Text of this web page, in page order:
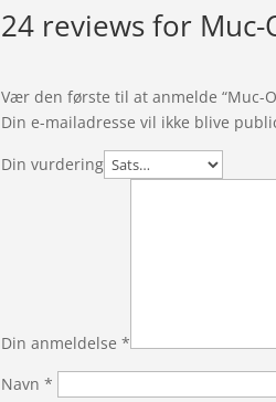
24 reviews for
Vær den første til at anmelde “Muc-
Din e-mailadresse vil ikke blive
Din vurdering
Din anmeldelse*
Navn*